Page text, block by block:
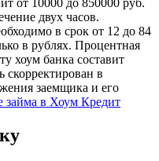
от 10000 до 850000 руб.
двух часов.
в срок от 12 до 84
в рублях. Процентная
хоум банка составит
скорректирован в
заемщика и его